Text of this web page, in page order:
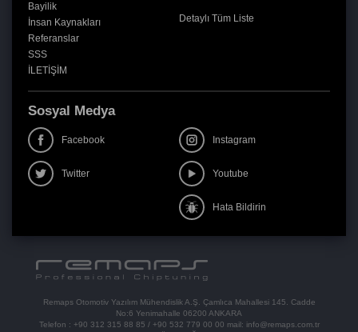
Bayilik
İnsan Kaynakları
Referanslar
SSS
İLETİŞİM
Detaylı Tüm Liste
Sosyal Medya
Facebook Instagram
Twitter Youtube
Hata Bildirin
Remaps Otomotiv Yazılım Mühendislik A.Ş. Çamlıca Mahallesi 145. Cadde
No:6 Yenimahalle 06200 ANKARA
Telefon : +90 312 315 88 85 / +90 532 779 00 00 mail: info@remaps.com.tr